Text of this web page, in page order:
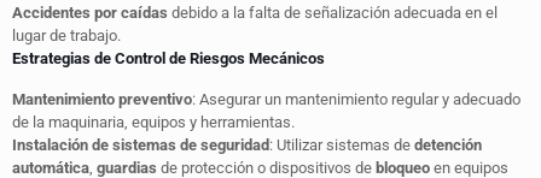
Accidentes por caídas debido a la falta de señalización adecuada en el
lugar de trabajo.
Estrategias de Control de Riesgos Mecánicos
Mantenimiento preventivo: Asegurar un mantenimiento regular y adecuado
de la maquinaria, equipos y herramientas.
Instalación de sistemas de seguridad: Utilizar sistemas de detención
automática guardias de protección o dispositivos de bloqueo en equipos